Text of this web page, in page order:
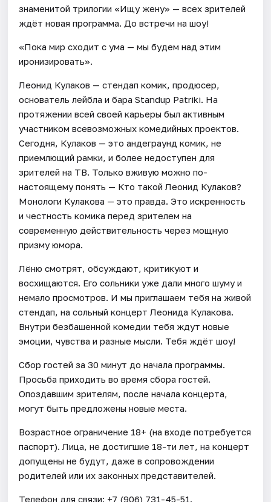
знаменитой трилогии «Ищу жену» — всех зрителей
ждёт новая программа. До встречи на шоу!
«Пока мир сходит с ума — мы будем над этим
иронизировать».
Леонид Кулаков — стендап комик, продюсер,
основатель лейбла и бара Standup Patriki. На
протяжении всей своей карьеры был активным
участником всевозможных комедийных проектов.
Сегодня, Кулаков — это андеграунд комик, не
приемлющий рамки, и более недоступен для
зрителей на ТВ. Только вживую можно по-
настоящему понять — Кто такой Леонид Кулаков?
Монологи Кулакова — это правда. Это искренность
и честность комика перед зрителем на
современную действительность через мощную
призму юмора.
Лёню смотрят, обсуждают, критикуют и
восхищаются. Его сольники уже дали много шуму и
немало просмотров. И мы приглашаем тебя на живой
стендап, на сольный концерт Леонида Кулакова.
Внутри безбашенной комедии тебя ждут новые
эмоции, чувства и разные мысли. Тебя ждёт шоу!
Сбор гостей за 30 минут до начала программы.
Просьба приходить во время сбора гостей.
Опоздавшим зрителям, после начала концерта,
могут быть предложены новые места.
Возрастное ограничение 18+ (на входе потребуется
паспорт). Лица, не достигшие 18-ти лет, на концерт
допущены не будут, даже в сопровождении
родителей или их законных представителей.
Телефон для связи: +7 (906) 731-45-51.